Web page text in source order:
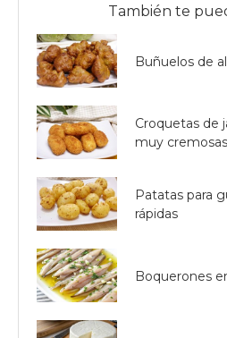
También te
Buñuelos de
Croquetas de
muy cremosas
Patatas para
rápidas
Boquerones